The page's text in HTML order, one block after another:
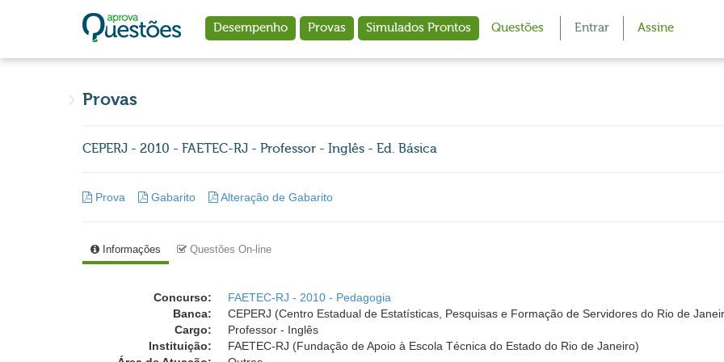
Desempenho Provas Simulados Prontos Questões Entrar Assine
Provas
CEPERJ - 2010 - FAETEC-RJ - Professor - Inglês - Ed. Básica
Prova Gabarito Alteração de Gabarito
Informações Questões On-line
Concurso:
FAETEC-RJ - 2010 - Pedagogia
Banca:
CEPERJ (Centro Estadual de Estatísticas, Pesquisas e Formação de Servidores do Rio de
Cargo:
Professor - Inglês
Instituição:
FAETEC-RJ (Fundação de Apoio à Escola Técnica do Estado do Rio de Janeiro)